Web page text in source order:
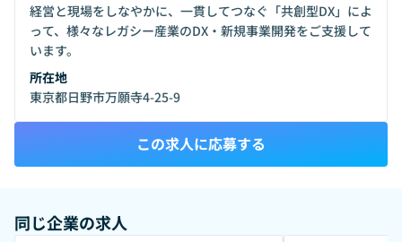
経営と現場をしなやかに、一貫してつなぐ「共創型DX」によ
って、様々なレガシー産業のDX・新規事業開発をご支援して
います。
所在地
東京都日野市万願寺4-25-9
この求人に応募する
同じ企業の求人